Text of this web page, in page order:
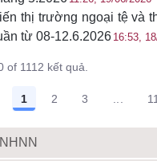
thị trường ngoại tệ và
từ 08-12.6.202616:53,
of 1112 kết quả.
1 2 3